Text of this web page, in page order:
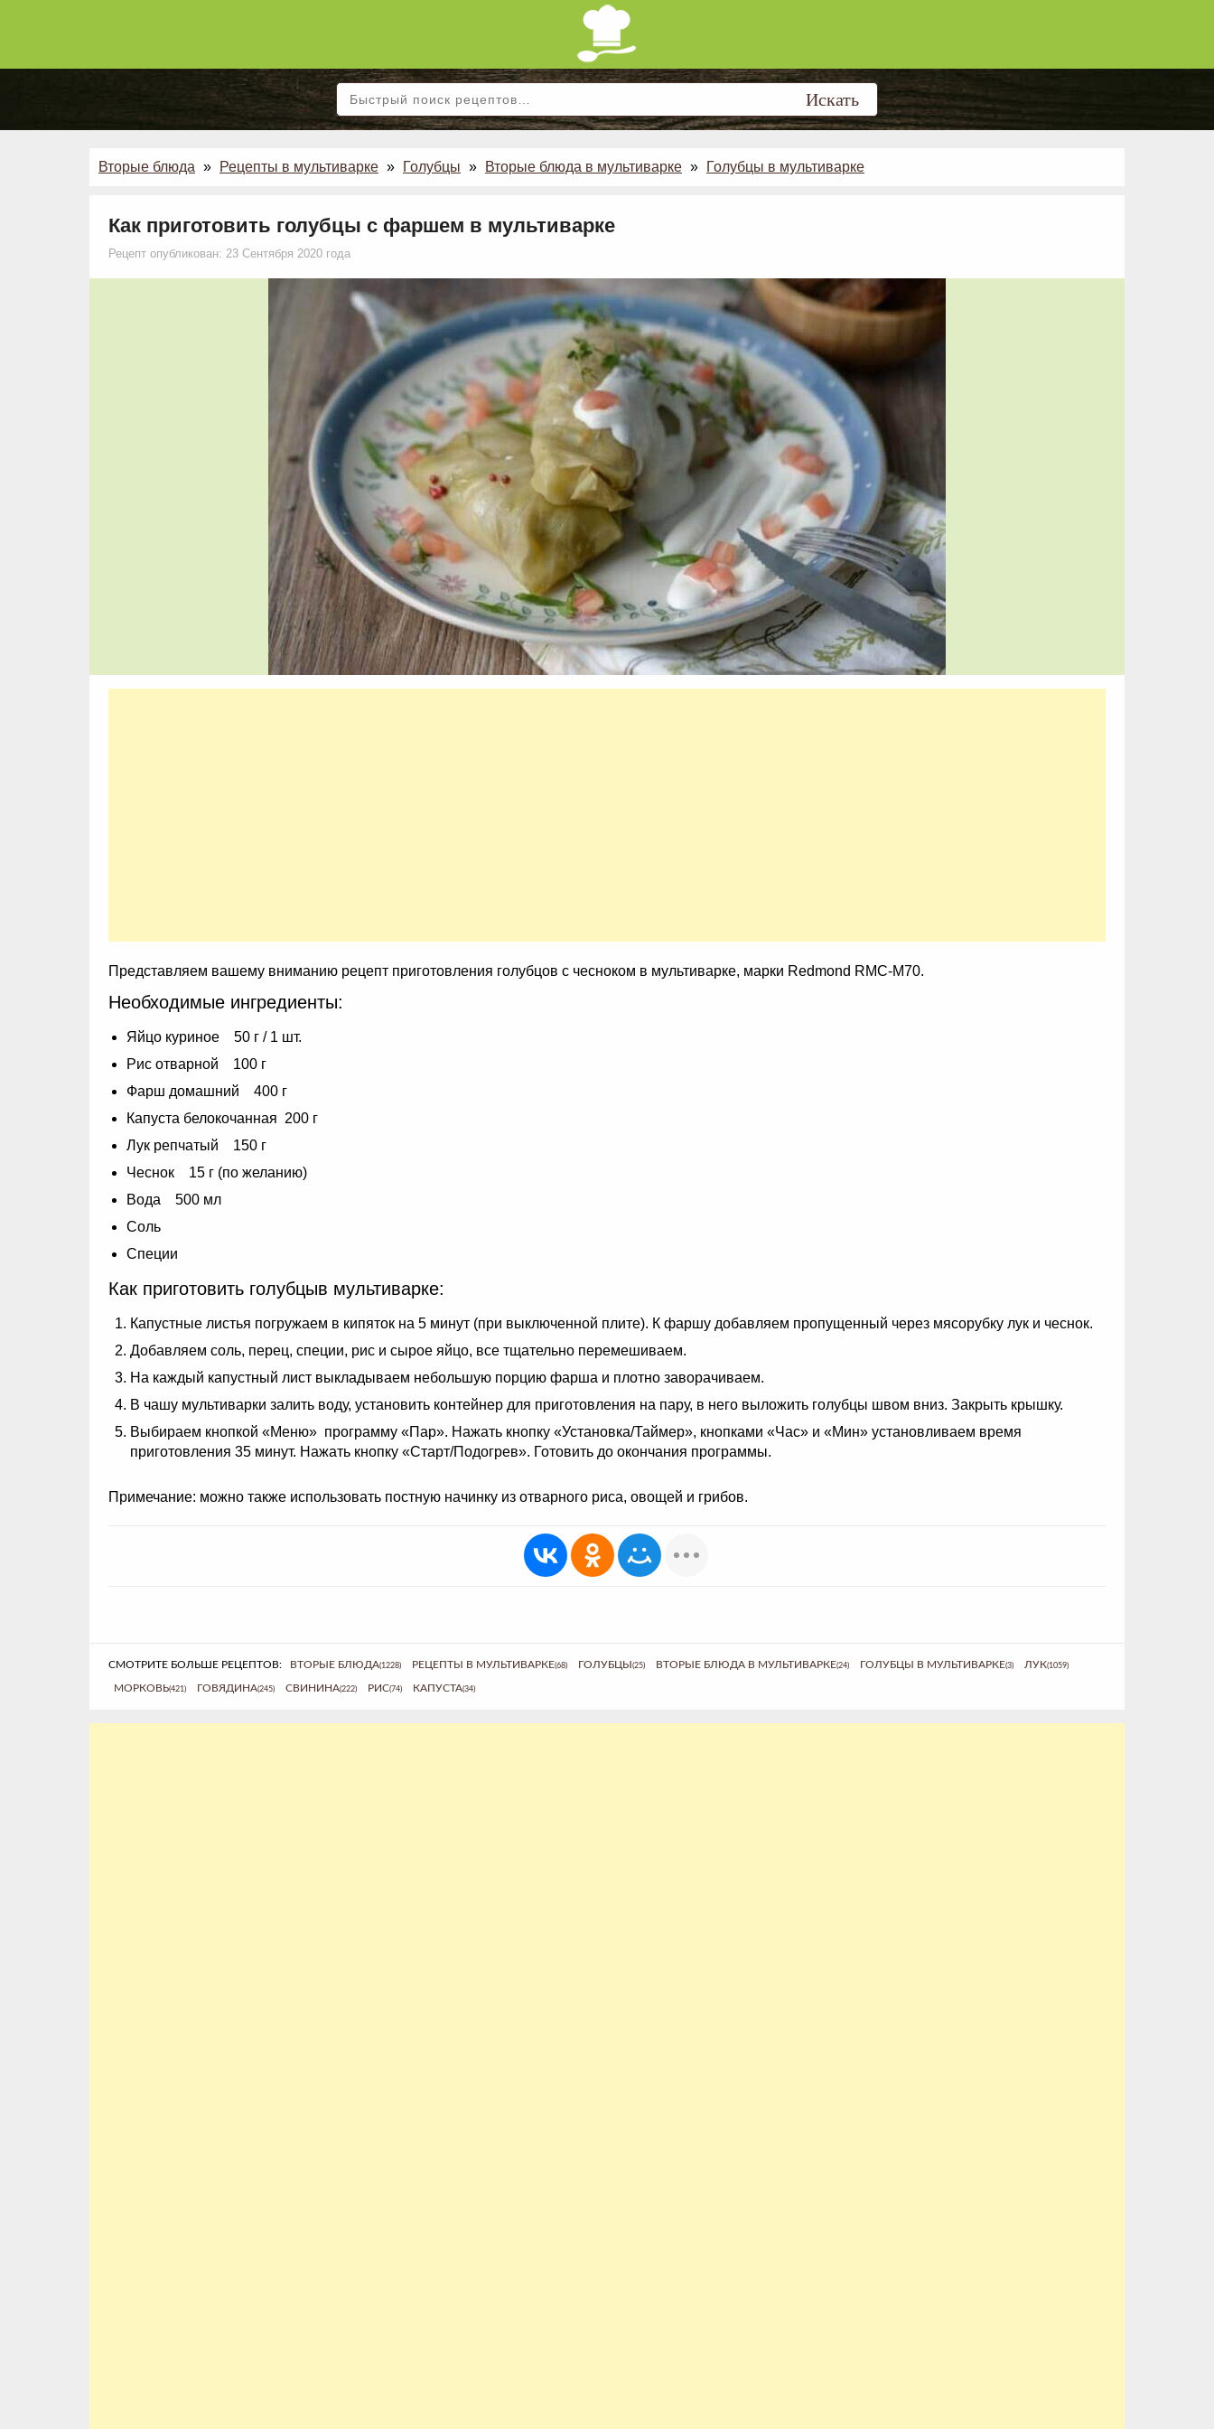
Вторые блюда » Рецепты в мультиварке » Голубцы » Вторые блюда в мультиварке » Голубцы в мультиварке
Как приготовить голубцы с фаршем в мультиварке
Рецепт опубликован: 23 Сентября 2020 года
Представляем вашему вниманию рецепт приготовления голубцов с чесноком в мультиварке, марки Redmond RMC-M70.
Необходимые ингредиенты:
Яйцо куриное 50 г / 1 шт.
Рис отварной 100 г
Фарш домашний 400 г
Капуста белокочанная 200 г
Лук репчатый 150 г
Чеснок 15 г (по желанию)
Вода 500 мл
Соль
Специи
Как приготовить голубцыв мультиварке:
Капустные листья погружаем в кипяток на 5 минут (при выключенной плите). К фаршу добавляем пропущенный через мясорубку лук и чеснок.
Добавляем соль, перец, специи, рис и сырое яйцо, все тщательно перемешиваем.
На каждый капустный лист выкладываем небольшую порцию фарша и плотно заворачиваем.
В чашу мультиварки залить воду, установить контейнер для приготовления на пару, в него выложить голубцы швом вниз. Закрыть крышку.
Выбираем кнопкой «Меню» программу «Пар». Нажать кнопку «Установка/Таймер», кнопками «Час» и «Мин» установливаем время
приготовления 35 минут. Нажать кнопку «Старт/Подогрев». Готовить до окончания программы.
Примечание: можно также использовать постную начинку из отварного риса, овощей и грибов.
СМОТРИТЕ БОЛЬШЕ РЕЦЕПТОВ: ВТОРЫЕ БЛЮДА(1228) РЕЦЕПТЫ В МУЛЬТИВАРКЕ(68) ГОЛУБЦЫ(25) ВТОРЫЕ БЛЮДА В МУЛЬТИВАРКЕ(24) ГОЛУБЦЫ В МУЛЬТИВАРКЕ(3) ЛУК(1059)
МОРКОВЬ(421) ГОВЯДИНА(245) СВИНИНА(222) РИС(74) КАПУСТА(34)